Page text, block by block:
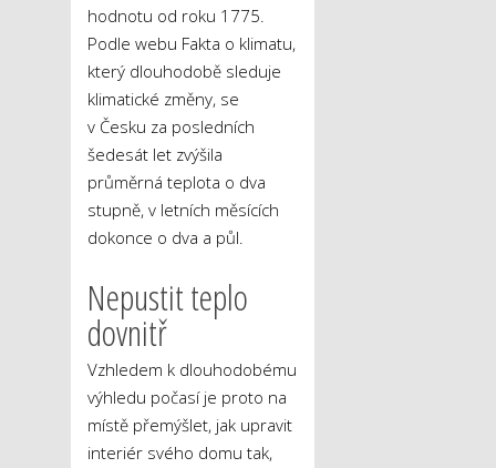
hodnotu od roku 1775.
Podle webu Fakta o klimatu,
který dlouhodobě sleduje
klimatické změny, se
v Česku za posledních
šedesát let zvýšila
průměrná teplota o dva
stupně, v letních měsících
dokonce o dva a půl.
Nepustit teplo
dovnitř
Vzhledem k dlouhodobému
výhledu počasí je proto na
místě přemýšlet, jak upravit
interiér svého domu tak,